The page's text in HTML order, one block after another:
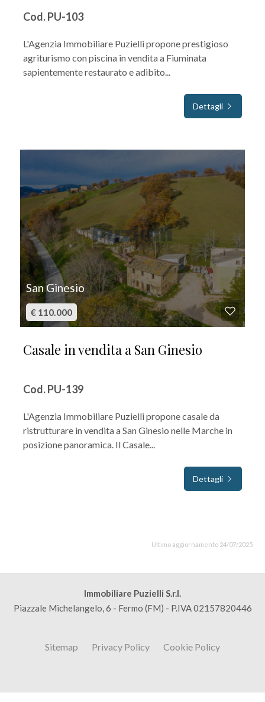
Cod. PU-103
L'Agenzia Immobiliare Puzielli propone prestigioso
agriturismo con piscina in vendita a Fiuminata
sapientemente restaurato e adibito...
Dettagli
San Ginesio
€ 110.000
Casale in vendita a San Ginesio
Cod. PU-139
L'Agenzia Immobiliare Puzielli propone casale da
ristrutturare in vendita a San Ginesio nelle Marche in
posizione panoramica. Il Casale...
Dettagli
Ultimo aggiornamento 24/07/2025
Immobiliare Puzielli S.r.l.
Piazzale Michelangelo, 6 - Fermo (FM) - P.IVA 02157820446
Sitemap Privacy Policy Cookie Policy